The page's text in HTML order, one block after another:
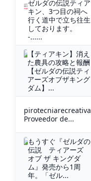
ゼルダの伝説ティア
キン、3つ目の祠へ
行く道中で立ち往生
しております。
-......
【ティアキン】消え
た農具の攻略と報酬
【ゼルダの伝説ティ
アーズオブザキング
ダム】...
pirotecniarecreativa
Proveedor de...
もうすぐ『ゼルダの
伝説 ティアーズ
オブ ザ キングダ
ム』発売から1周
年。「ゼル...